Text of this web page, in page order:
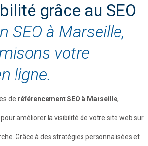
grâce au SEO
SEO à Marseille,
votre
ligne.
de référencement SEO à Marseille,
améliorer la visibilité de votre site web sur
Grâce à des stratégies personnalisées et